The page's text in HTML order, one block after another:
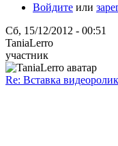
Войдите или
Сб, 15/12/2012 - 00:51
TaniaLerro
участник
Re: Вставка